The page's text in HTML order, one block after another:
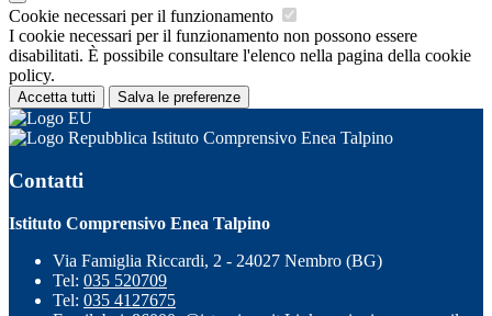
Cookie necessari per il funzionamento
I cookie necessari per il funzionamento non possono essere
disabilitati. È possibile consultare l'elenco nella pagina della cookie
policy.
Accetta tutti Salva le preferenze
Istituto Comprensivo Enea Talpino
Contatti
Istituto Comprensivo Enea Talpino
Via Famiglia Riccardi, 2 - 24027 Nembro (BG)
Tel: 035 520709
Tel: 035 4127675